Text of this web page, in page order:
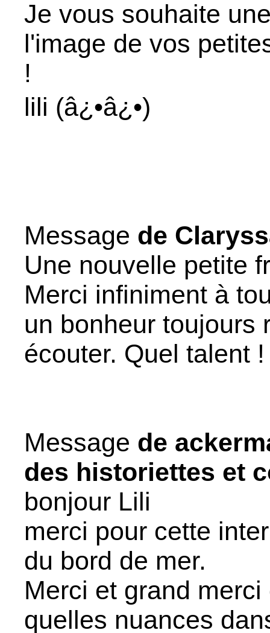
Je vous souhaite
l'image de vos
!
lili (â¿•â¿•)
Message de
Une nouvelle petite
Merci infiniment à
un bonheur toujours
écouter. Quel talent
Message de
des historiettes et
bonjour Lili
merci pour cette
du bord de mer.
Merci et grand
quelles nuances